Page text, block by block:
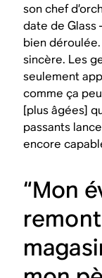
son chef
date de Glass
bien déroulée.
sincère. Les
seulement
comme ça
[plus âgées]
passants
encore
“Mon